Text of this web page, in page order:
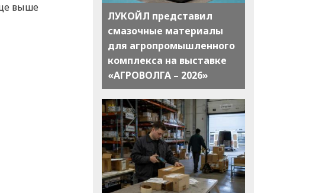
выше
ЛУКОЙЛ представил
смазочные материалы
для агропромышленного
комплекса на выставке
«АГРОВОЛГА – 2026»